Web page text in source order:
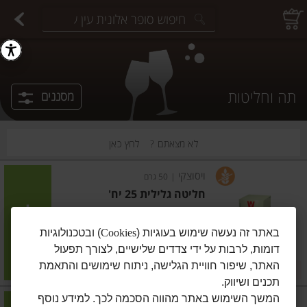
תה וחליטות מסננים
לא מצאתם ? לחץ כאן
ויסוצקי 50 גרם
חליטה גלילית 25 יח'
מחיר מבצע ₪17.90
₪21.90
₪43.80 ל-100 גרם במבצע! ₪17.90
הוסיפו
ויסוצקי
באתר זה נעשה שימוש בעוגיות (Cookies) ובטכנולוגיות
דומות, לרבות על ידי צדדים שלישיים, לצורך תפעול
האתר, שיפור חוויית הגלישה, ניתוח שימושים והתאמת
תכנים ושיווק.
המשך השימוש באתר מהווה הסכמה לכך. למידע נוסף